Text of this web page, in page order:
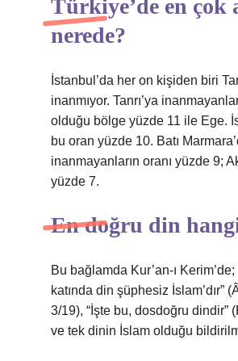
Türkiye’de en çok
nerede?
İstanbul’da her on kişiden biri
inanmıyor. Tanrı’ya
olduğu bölge yüzde 11 ile Ege.
bu oran yüzde 10. Batı
inanmayanların oranı yüzde 9;
yüzde 7.
En doğru din
Bu bağlamda Kur’an-ı Kerim’de;
katında din şüphesiz İslam’dır”
3/19), “İşte bu, dosdoğru dindir”
ve tek dinin İslam olduğu